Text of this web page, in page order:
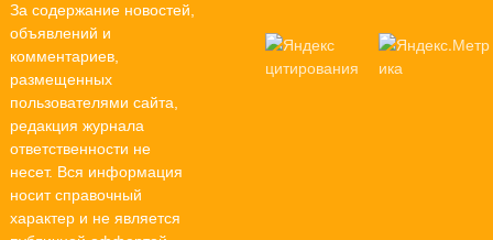
За содержание новостей,
объявлений и
комментариев,
размещенных
пользователями сайта,
редакция журнала
ответственности не
несет. Вся информация
носит справочный
характер и не является